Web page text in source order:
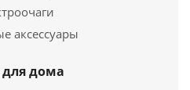
аксессуары
дома